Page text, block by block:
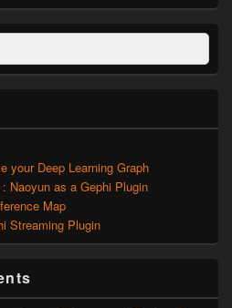
your Deep Learning Graph
Naoyun as a Gephi Plugin
Map
Streaming Plugin